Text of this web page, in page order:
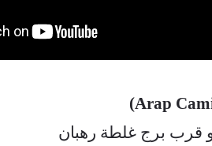
قرب برج غلطة رهبان